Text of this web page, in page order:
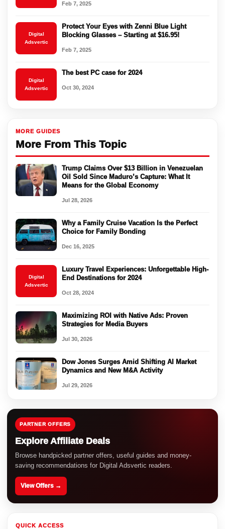
Feb 7, 2025
Digital
Adsvertic
Protect Your Eyes with Zenni Blue Light
Blocking Glasses – Starting at $16.95!
Feb 7, 2025
Digital
Adsvertic
The best PC case for 2024
Oct 30, 2024
MORE GUIDES
More From This Topic
Trump Claims Over $13 Billion in Venezuelan
Oil Sold Since Maduro’s Capture: What It
Means for the Global Economy
Jul 28, 2026
Why a Family Cruise Vacation Is the Perfect
Choice for Family Bonding
Dec 16, 2025
Digital
Adsvertic
Luxury Travel Experiences: Unforgettable High-
End Destinations for 2024
Oct 28, 2024
Maximizing ROI with Native Ads: Proven
Strategies for Media Buyers
Jul 30, 2026
Dow Jones Surges Amid Shifting AI Market
Dynamics and New M&A Activity
Jul 29, 2026
PARTNER OFFERS
Explore Affiliate Deals
Browse handpicked partner offers, useful guides and money-
saving recommendations for Digital Adsvertic readers.
View Offers →
QUICK ACCESS